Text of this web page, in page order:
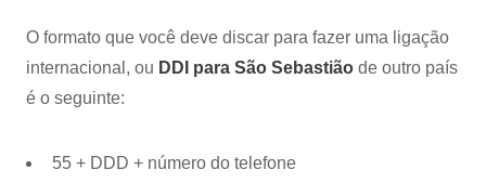
O formato que você deve discar para fazer uma ligação
internacional, ou DDI para São Sebastião de outro país
é o seguinte:
55 + DDD + número do telefone